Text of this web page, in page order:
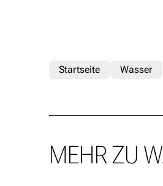
Startseite Wasser
MEHR ZU